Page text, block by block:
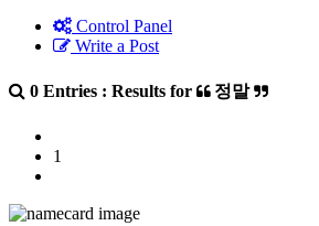
Control Panel
Write a Post
0 Entries : Results for 정말
1